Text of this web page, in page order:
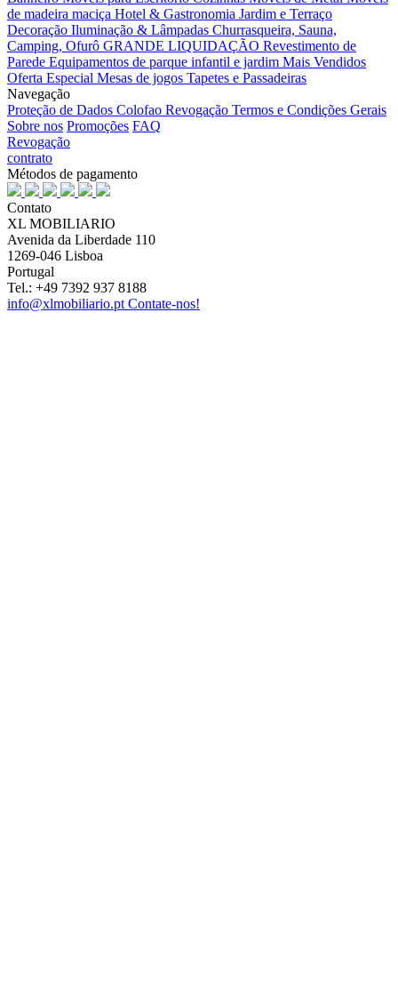
de madeira maciça Hotel & Gastronomia Jardim e Terraço
Decoração Iluminação & Lâmpadas Churrasqueira, Sauna,
Camping, Ofurô GRANDE LIQUIDAÇÃO Revestimento de
Parede Equipamentos de parque infantil e jardim Mais Vendidos
Oferta Especial Mesas de jogos Tapetes e Passadeiras
Navegação
Proteção de Dados Colofao Revogação Termos e Condições Gerais
Sobre nos Promoções FAQ
Revogação
contrato
Métodos de pagamento
Contato
XL MOBILIARIO
Avenida da Liberdade 110
1269-046 Lisboa
Portugal
Tel.: +49 7392 937 8188
info@xlmobiliario.pt Contate-nos!